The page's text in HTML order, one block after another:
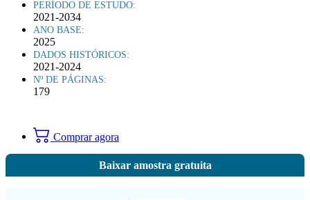
PERÍODO DE ESTUDO:
2021-2034
ANO BASE:
2025
DADOS HISTÓRICOS:
2021-2024
Nº DE PÁGINAS:
179
Comprar agora
Baixar amostra gratuita